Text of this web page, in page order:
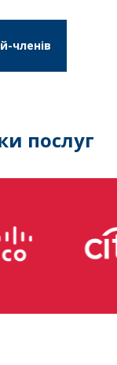
членів
послуг